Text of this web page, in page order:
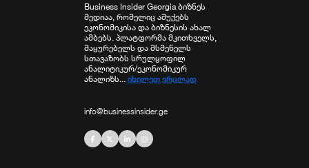
Business Insider Georgia ბიზნეს
მედიაა, რომელიც აშუქებს
ეკონომიკისა და ბიზნესის ახალ
ამბებს. პლატფორმა მკითხველს,
მაყურებელს და მსმენელს
სთავაზობს სრულყოფილ
ანალიტიკურ/ეკონომიკურ
ანალიზს... იხილეთ ვრცლად
info@businessinsider.ge